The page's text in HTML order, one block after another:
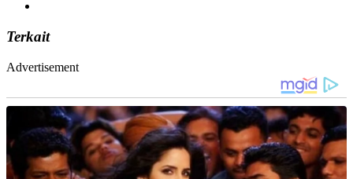
Terkait
Advertisement